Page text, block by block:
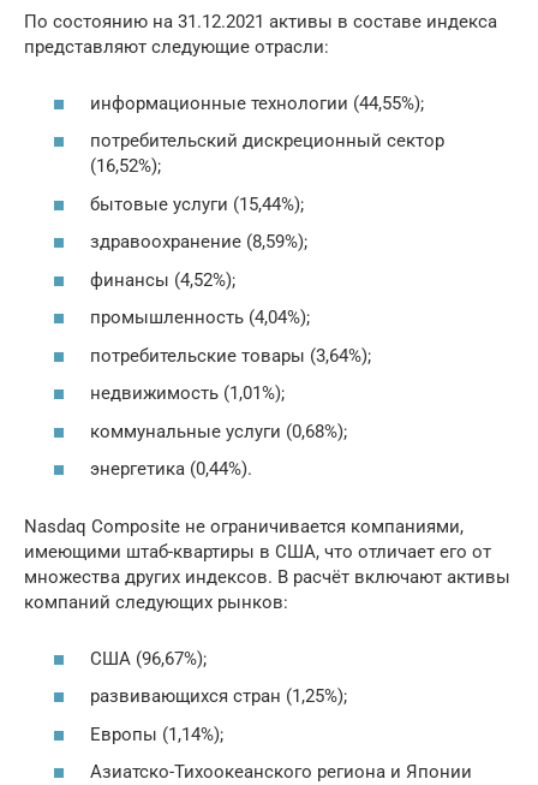
По состоянию на 31.12.2021 активы в составе индекса
представляют следующие отрасли:
информационные технологии (44,55%);
потребительский дискреционный сектор
(16,52%);
бытовые услуги (15,44%);
здравоохранение (8,59%);
финансы (4,52%);
промышленность (4,04%);
потребительские товары (3,64%);
недвижимость (1,01%);
коммунальные услуги (0,68%);
энергетика (0,44%).
Nasdaq Composite не ограничивается компаниями,
имеющими штаб-квартиры в США, что отличает его от
множества других индексов. В расчёт включают активы
компаний следующих рынков:
США (96,67%);
развивающихся стран (1,25%);
Европы (1,14%);
Азиатско-Тихоокеанского региона и Японии